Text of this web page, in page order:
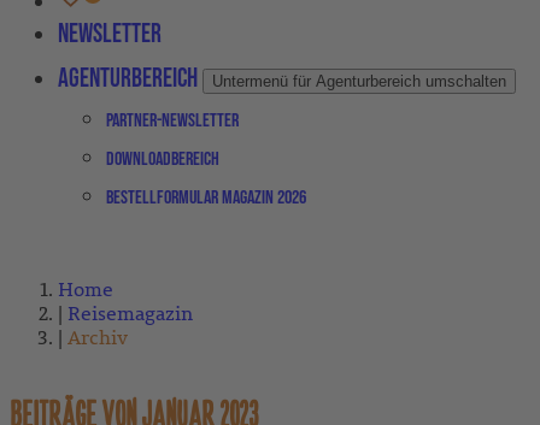
Newsletter
Agenturbereich
Untermenü für Agenturbereich umschalten
Partner-Newsletter
Downloadbereich
Bestellformular Magazin 2026
Home
Reisemagazin
Archiv
BEITRÄGE VON JANUAR 2023